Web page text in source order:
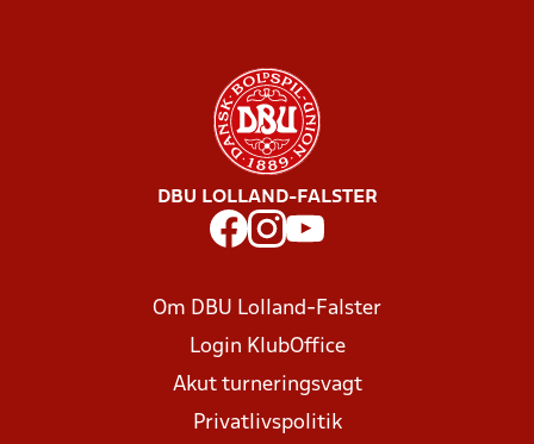
DBU LOLLAND-FALSTER
Om DBU Lolland-Falster
Login KlubOffice
Akut turneringsvagt
Privatlivspolitik